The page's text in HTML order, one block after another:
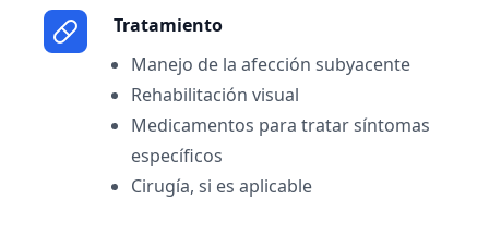
Tratamiento
Manejo de la afección subyacente
Rehabilitación visual
Medicamentos para tratar síntomas
específicos
Cirugía, si es aplicable